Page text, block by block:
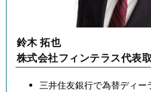
鈴木 拓也
株式会社フィンテラス代表
三井住友銀行で為替ディー